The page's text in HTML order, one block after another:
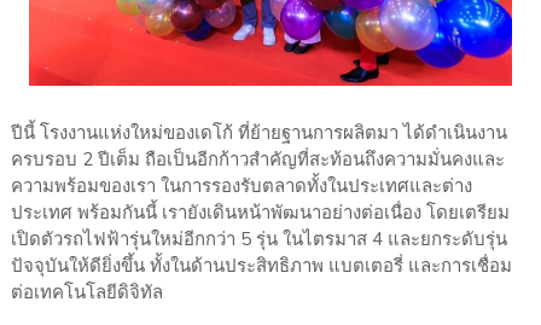
ปีนี้ โรงงานแห่งใหม่ของเดโก้ ที่ย้ายฐานการผลิตมา ได้ดำเนินงาน
ครบรอบ 2 ปีเต็ม ถือเป็นอีกก้าวสำคัญที่สะท้อนถึงความมั่นคงและ
ความพร้อมของเรา ในการรองรับตลาดทั้งในประเทศและต่าง
ประเทศ พร้อมกันนี้ เรายังเดินหน้าพัฒนาอย่างต่อเนื่อง โดยเตรียม
เปิดตัวรถไฟฟ้ารุ่นใหม่อีกกว่า 5 รุ่น ในไตรมาส 4 และยกระดับรุ่น
ปัจจุบันให้ดียิ่งขึ้น ทั้งในด้านประสิทธิภาพ แบตเตอรี่ และการเชื่อม
ต่อเทคโนโลยีดิจิทัล